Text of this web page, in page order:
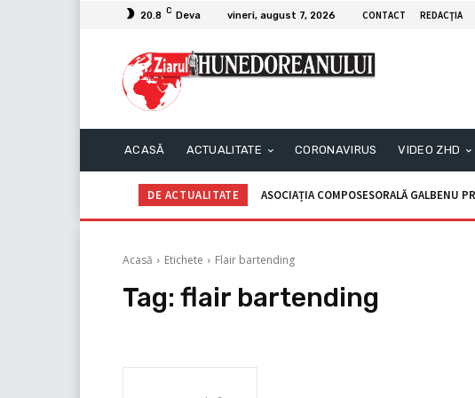
20.8 C Deva vineri, august 7, 2026 CONTACT REDACŢIA
ACASĂ ACTUALITATE CORONAVIRUS VIDEO ZHD
DE ACTUALITATE ASOCIAȚIA COMPOSESORALĂ GALBENU
Acasă Etichete Flair bartending
Tag: flair bartending